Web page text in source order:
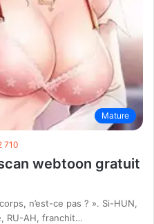
Mature
710
webtoon gratuit
n’est-ce pas ? ». Si-HUN,
RU-AH, franchit…